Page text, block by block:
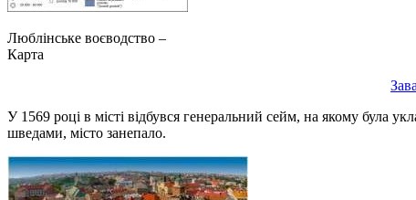
Люблінське воєводство –
Карта
У 1569 році в місті відбувся генеральний сейм, на якому була
шведами, місто занепало.